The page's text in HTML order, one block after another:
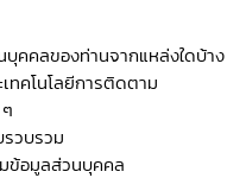
คคลของท่านจากแหล่งใดบ้าง
ทคโนโลยีการติดตาม
วบรวม
มข้อมูลส่วนบุคคล